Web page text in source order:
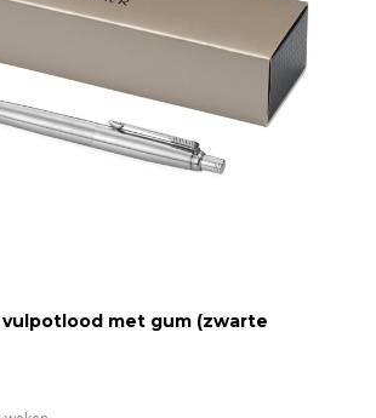
met gum (zwarte